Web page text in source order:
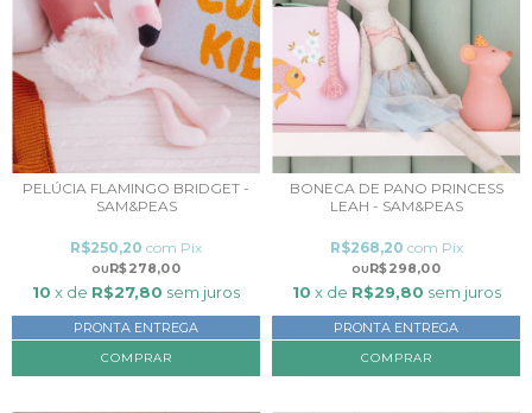
PELÚCIA FLAMINGO BRIDGET -
SAM&PEAS
R$278,00
R$250,20 com Pix
10 x de R$27,80 sem juros
PRONTA ENTREGA
BONECA DE PANO PRINCESS
LEAH - SAM&PEAS
R$298,00
R$268,20 com Pix
10 x de R$29,80 sem juros
PRONTA ENTREGA